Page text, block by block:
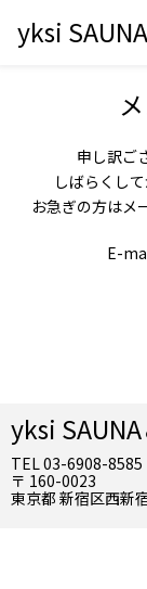
yksi
申し訳ご
しばらくし
お急ぎの方はメ
E-
yksi SAUNA
TEL 03-6908-8585
〒 160-0023
東京都 新宿区西新